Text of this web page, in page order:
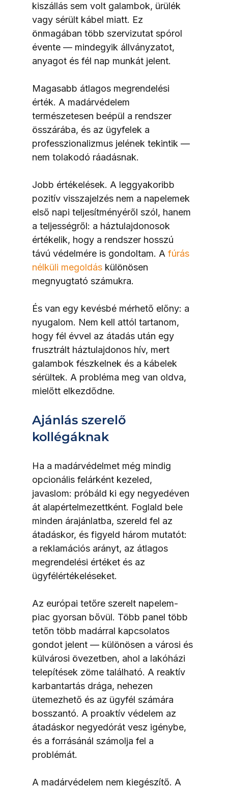
kiszállás sem volt galambok, ürülék
vagy sérült kábel miatt. Ez
önmagában több szervizutat spórol
évente — mindegyik állványzatot,
anyagot és fél nap munkát jelent.
Magasabb átlagos megrendelési
érték. A madárvédelem
természetesen beépül a rendszer
összárába, és az ügyfelek a
professzionalizmus jelének tekintik —
nem tolakodó ráadásnak.
Jobb értékelések. A leggyakoribb
pozitív visszajelzés nem a napelemek
első napi teljesítményéről szól, hanem
a teljességről: a háztulajdonosok
értékelik, hogy a rendszer hosszú
távú védelmére is gondoltam. A fúrás
nélküli megoldás különösen
megnyugtató számukra.
És van egy kevésbé mérhető előny: a
nyugalom. Nem kell attól tartanom,
hogy fél évvel az átadás után egy
frusztrált háztulajdonos hív, mert
galambok fészkelnek és a kábelek
sérültek. A probléma meg van oldva,
mielőtt elkezdődne.
Ajánlás szerelő
kollégáknak
Ha a madárvédelmet még mindig
opcionális felárként kezeled,
javaslom: próbáld ki egy negyedéven
át alapértelmezettként. Foglald bele
minden árajánlatba, szereld fel az
átadáskor, és figyeld három mutatót:
a reklamációs arányt, az átlagos
megrendelési értéket és az
ügyfélértékeléseket.
Az európai tetőre szerelt napelem-
piac gyorsan bővül. Több panel több
tetőn több madárral kapcsolatos
gondot jelent — különösen a városi és
külvárosi övezetben, ahol a lakóházi
telepítések zöme található. A reaktív
karbantartás drága, nehezen
ütemezhető és az ügyfél számára
bosszantó. A proaktív védelem az
átadáskor negyedórát vesz igénybe,
és a forrásánál számolja fel a
problémát.
A madárvédelem nem kiegészítő. A